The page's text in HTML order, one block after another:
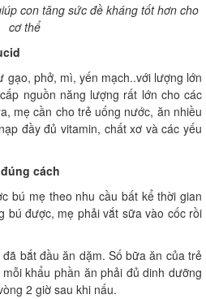
con tăng sức đề kháng tốt hơn cho
cơ thể
gạo, phở, mì, yến mạch..với lượng lớn
nguồn năng lượng rất lớn cho các
mẹ cần cho trẻ uống nước, ăn nhiều
đầy đủ vitamin, chất xơ và các yếu
cách
bú mẹ theo nhu cầu bất kể thời gian
bú được, mẹ phải vắt sữa vào cốc rồi
bắt đầu ăn dặm. Số bữa ăn của trẻ
khẩu phần ăn phải đủ dinh dưỡng
2 giờ sau khi nấu.